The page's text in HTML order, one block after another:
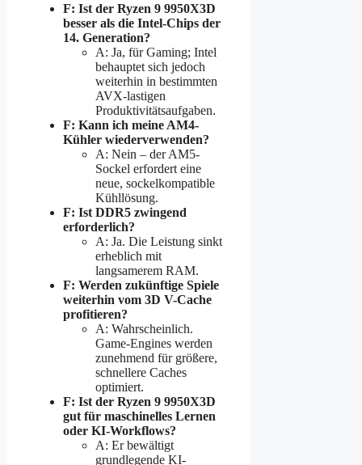
F: Ist der Ryzen 9 9950X3D
besser als die Intel-Chips der
14. Generation?
A: Ja, für Gaming; Intel
behauptet sich jedoch
weiterhin in bestimmten
AVX-lastigen
Produktivitätsaufgaben.
F: Kann ich meine AM4-
Kühler wiederverwenden?
A: Nein – der AM5-
Sockel erfordert eine
neue, sockelkompatible
Kühllösung.
F: Ist DDR5 zwingend
erforderlich?
A: Ja. Die Leistung sinkt
erheblich mit
langsamerem RAM.
F: Werden zukünftige Spiele
weiterhin vom 3D V-Cache
profitieren?
A: Wahrscheinlich.
Game-Engines werden
zunehmend für größere,
schnellere Caches
optimiert.
F: Ist der Ryzen 9 9950X3D
gut für maschinelles Lernen
oder KI-Workflows?
A: Er bewältigt
grundlegende KI-